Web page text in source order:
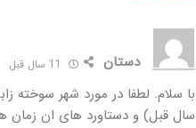
دستان
سال قبل) و دستاورد های ان زمان